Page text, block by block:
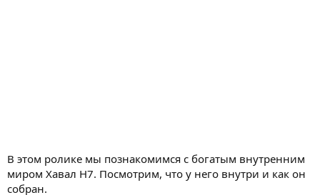
В этом ролике мы познакомимся с богатым внутренним
миром Хавал Н7. Посмотрим, что у него внутри и как он
собран.